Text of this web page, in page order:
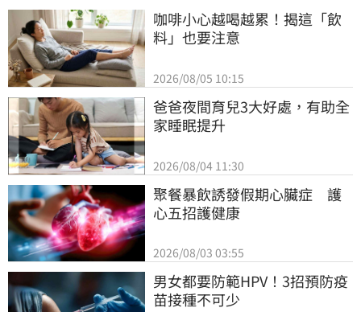
咖啡小心越喝越累！揭這「飲
料」也要注意
2026/08/05 10:15
爸爸夜間育兒3大好處，有助全
家睡眠提升
2026/08/04 11:30
聚餐暴飲誘發假期心臟症　護
心五招護健康
2026/08/03 03:55
男女都要防範HPV！3招預防疫
苗接種不可少